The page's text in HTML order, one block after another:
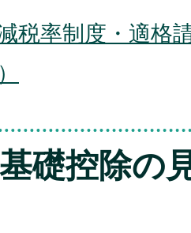
税率制度・適格
礎控除の